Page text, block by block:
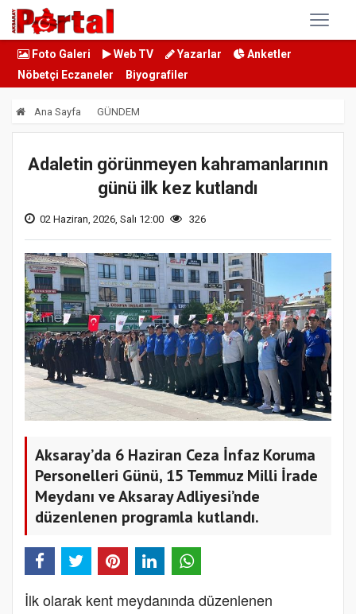
Foto Galeri Web TV Yazarlar
Anketler
Nöbetçi Eczaneler
Biyografiler
Ana Sayfa GÜNDEM
Adaletin görünmeyen kahramanlarının
günü ilk kez kutlandı
02 Haziran, 2026, Salı 12:00 326
Aksaray’da 6 Haziran Ceza İnfaz Koruma
Personelleri Günü, 15 Temmuz Milli İrade
Meydanı ve Aksaray Adliyesi’nde
düzenlenen programla kutlandı.
İlk olarak kent meydanında düzenlenen